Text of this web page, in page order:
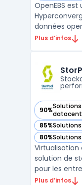
OpenEBS
données
utilisant
stockage
directemen ...
Plus d’infos
90%
— voir
85%
— voir
80%
— voir
Virtualisation
solution de
pour les
une
Plus d’infos